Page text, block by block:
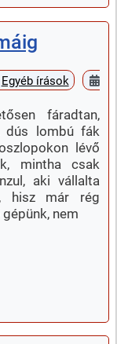
Egyéb írások
fáradtan,
dús lombú fák
lévő
mintha csak
aki vállalta
hisz már rég
nem